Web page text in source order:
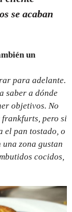
se acaban
un
para adelante.
saber a dónde
objetivos. No
pero si
el pan tostado, o
zona gustan
cocidos,